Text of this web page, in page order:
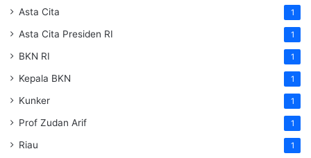
Asta Cita 1
Asta Cita Presiden RI 1
BKN RI 1
Kepala BKN 1
Kunker 1
Prof Zudan Arif 1
Riau 1